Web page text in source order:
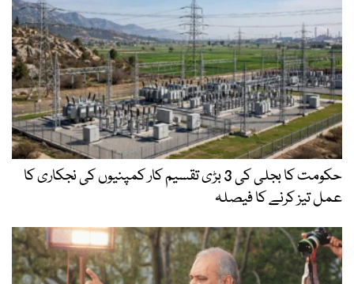
حکومت کا بجلی کی 3 بڑی تقسیم کار کمپنیوں کی نجکاری کا
عمل تیز کرنے کا فیصلہ